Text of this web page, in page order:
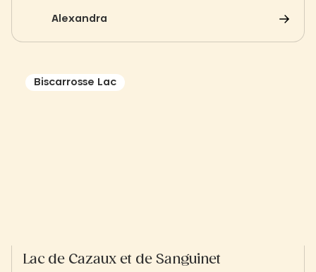
incontournables, et profitez de plusieurs activités
Alexandra
Biscarrosse Lac
Lac de Cazaux et de Sanguinet